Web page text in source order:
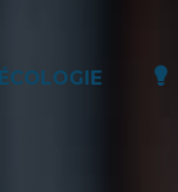
ÉCOLOGIE